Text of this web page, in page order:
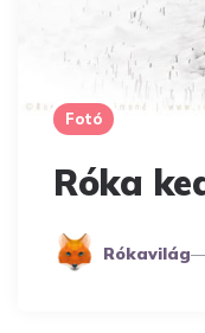
Fotó
Róka
Posted
Rókavilág